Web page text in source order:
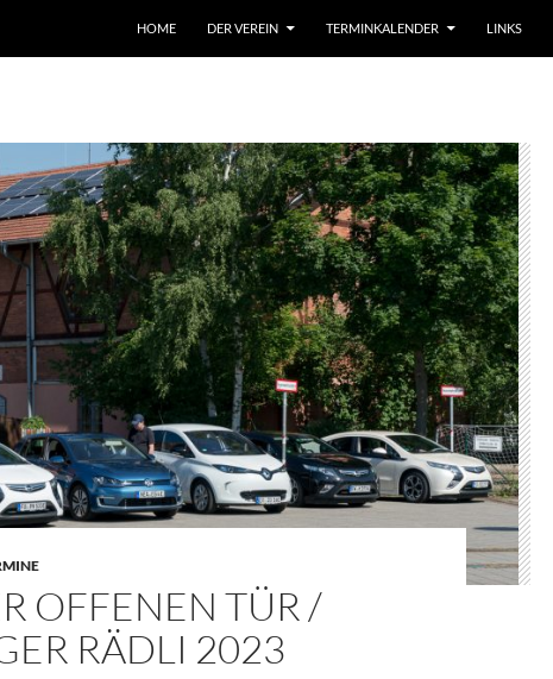
HOME DER VEREIN TERMINKALENDER LINKS
OFFENEN TÜR /
RÄDLI 2023